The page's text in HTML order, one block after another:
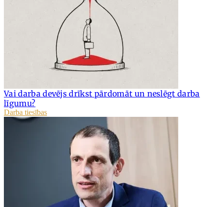
Vai darba devējs drīkst pārdomāt un neslēgt darba
līgumu?
Darba tiesības